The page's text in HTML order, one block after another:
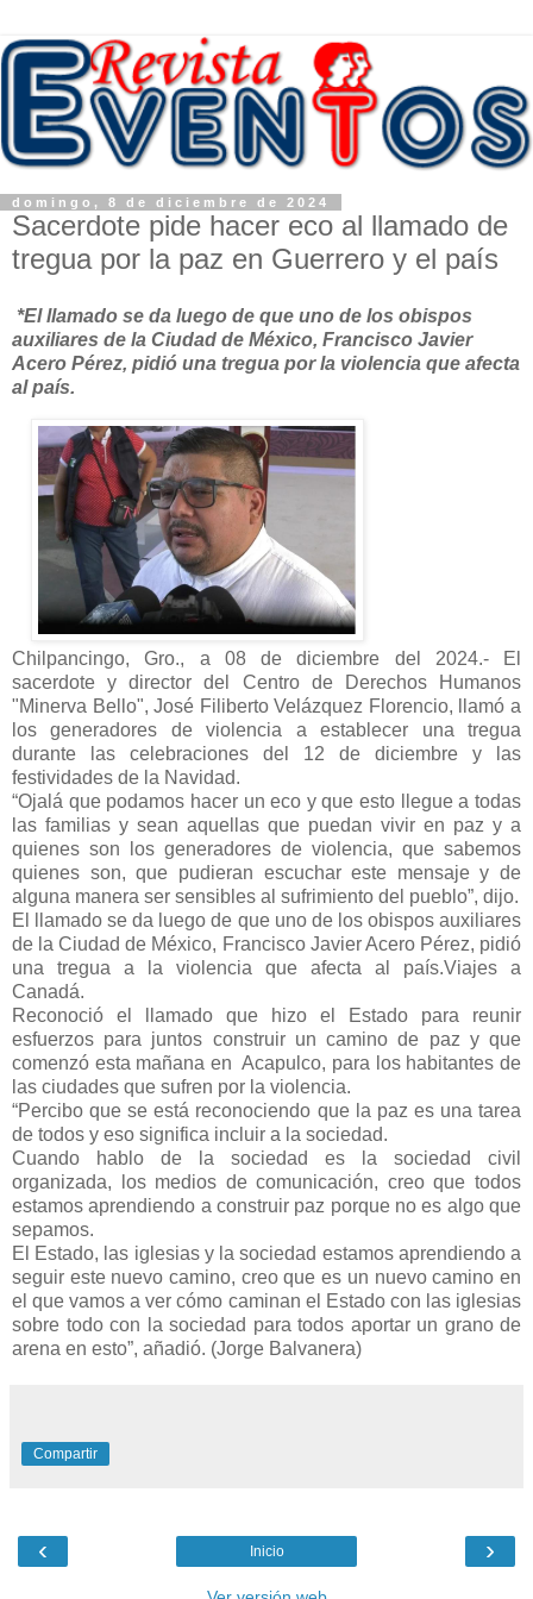
domingo, 8 de diciembre de 2024
Sacerdote pide hacer eco al llamado de
tregua por la paz en Guerrero y el país
*El llamado se da luego de que uno de los obispos
auxiliares de la Ciudad de México, Francisco Javier
Acero Pérez, pidió una tregua por la violencia que afecta
al país.
Chilpancingo, Gro., a 08 de diciembre del 2024.- El
sacerdote y director del Centro de Derechos Humanos
"Minerva Bello", José Filiberto Velázquez Florencio, llamó a
los generadores de violencia a establecer una tregua
durante las celebraciones del 12 de diciembre y las
festividades de la Navidad.
“Ojalá que podamos hacer un eco y que esto llegue a todas
las familias y sean aquellas que puedan vivir en paz y a
quienes son los generadores de violencia, que sabemos
quienes son, que pudieran escuchar este mensaje y de
alguna manera ser sensibles al sufrimiento del pueblo”, dijo.
El llamado se da luego de que uno de los obispos auxiliares
de la Ciudad de México, Francisco Javier Acero Pérez, pidió
una tregua a la violencia que afecta al país.Viajes a
Canadá.
Reconoció el llamado que hizo el Estado para reunir
esfuerzos para juntos construir un camino de paz y que
comenzó esta mañana en Acapulco, para los habitantes de
las ciudades que sufren por la violencia.
“Percibo que se está reconociendo que la paz es una tarea
de todos y eso significa incluir a la sociedad.
Cuando hablo de la sociedad es la sociedad civil
organizada, los medios de comunicación, creo que todos
estamos aprendiendo a construir paz porque no es algo que
sepamos.
El Estado, las iglesias y la sociedad estamos aprendiendo a
seguir este nuevo camino, creo que es un nuevo camino en
el que vamos a ver cómo caminan el Estado con las iglesias
sobre todo con la sociedad para todos aportar un grano de
arena en esto”, añadió. (Jorge Balvanera)
Compartir
‹ ›
Inicio